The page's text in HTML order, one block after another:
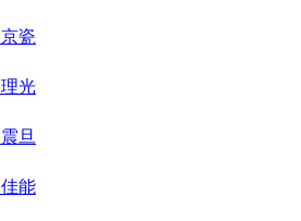
京瓷
理光
震旦
佳能